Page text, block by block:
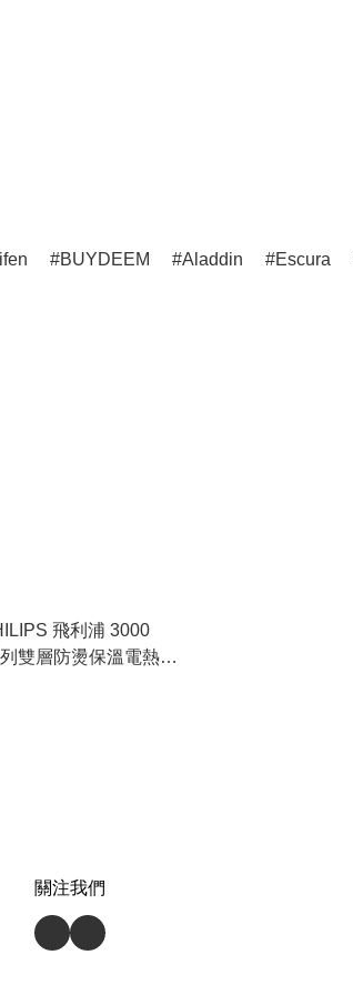
BUYDEEM Aladdin Escura
飛利浦 3000
雙層防燙保溫電熱水
關注我們